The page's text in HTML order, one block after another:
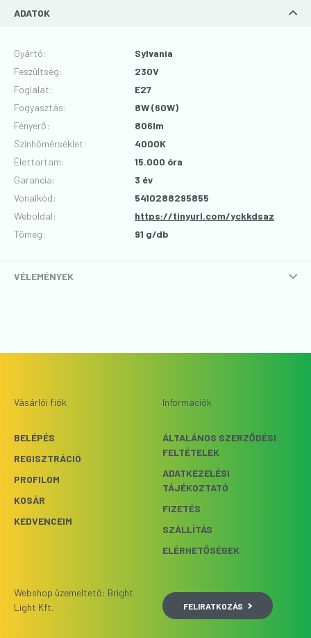
ADATOK
Gyártó:
Sylvania
Feszültség:
230V
Foglalat:
E27
Fogyasztás:
8W (60W)
Fényerő:
806lm
Színhőmérséklet:
4000K
Élettartam:
15.000 óra
Garancia:
3 év
Vonalkód:
5410288295855
Weboldal:
https://tinyurl.com/yckkdsaz
Tömeg:
91 g/db
VÉLEMÉNYEK
Vásárlói fiók
BELÉPÉS
REGISZTRÁCIÓ
PROFILOM
KOSÁR
KEDVENCEIM
Információk
ÁLTALÁNOS SZERZŐDÉSI
FELTÉTELEK
ADATKEZELÉSI
TÁJÉKOZTATÓ
FIZETÉS
SZÁLLÍTÁS
ELÉRHETŐSÉGEK
Webshop üzemeltető: Bright
Light Kft.
FELIRATKOZÁS